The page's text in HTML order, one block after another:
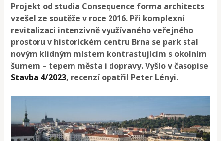
Projekt od studia Consequence forma architects
vzešel ze soutěže v roce 2016. Při komplexní
revitalizaci intenzivně využívaného veřejného
prostoru v historickém centru Brna se park stal
novým klidným místem kontrastujícím s okolním
šumem – tepem města i dopravy. Vyšlo v časopise
Stavba 4/2023, recenzí opatřil Peter Lényi.